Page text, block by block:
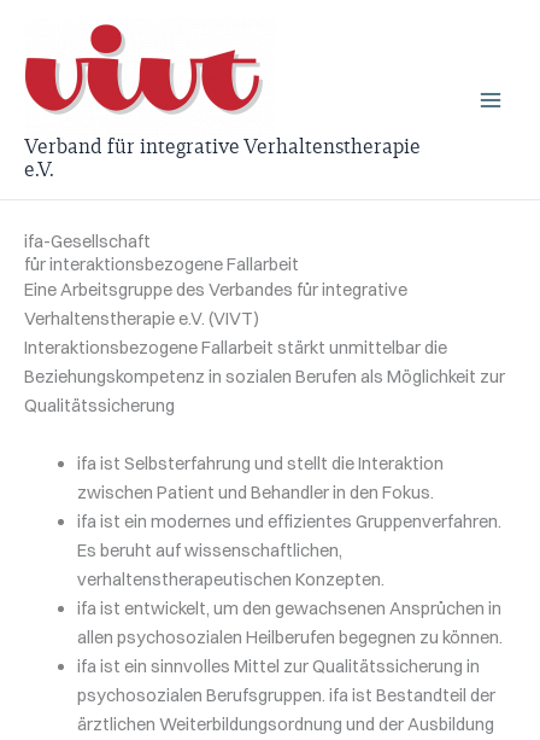
springen
Verband für integrative Verhaltenstherapie
e.V.
ifa-Gesellschaft
für interaktionsbezogene Fallarbeit
Eine Arbeitsgruppe des Verbandes für integrative
Verhaltenstherapie e.V. (VIVT)
Interaktionsbezogene Fallarbeit stärkt unmittelbar die
Beziehungskompetenz in sozialen Berufen als Möglichkeit zur
Qualitätssicherung
ifa ist Selbsterfahrung und stellt die Interaktion
zwischen Patient und Behandler in den Fokus.
ifa ist ein modernes und effizientes Gruppenverfahren.
Es beruht auf wissenschaftlichen,
verhaltenstherapeutischen Konzepten.
ifa ist entwickelt, um den gewachsenen Ansprüchen in
allen psychosozialen Heilberufen begegnen zu können.
ifa ist ein sinnvolles Mittel zur Qualitätssicherung in
psychosozialen Berufsgruppen. ifa ist Bestandteil der
ärztlichen Weiterbildungsordnung und der Ausbildung